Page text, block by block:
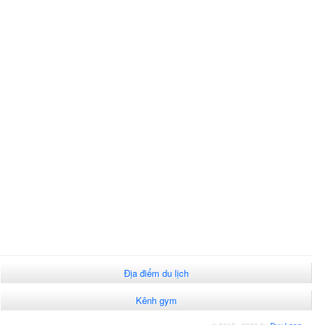
Địa điểm du lịch
Kênh gym